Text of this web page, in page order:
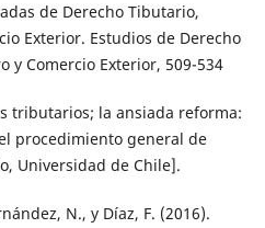
de Derecho Tibutario,
Exterior. Estudios de Derecho
y Comercio Exterior, 509-534
tributarios; la ansiada reforma:
procedimiento general de
Universidad de Chile].
N., y Díaz, F. (2016).